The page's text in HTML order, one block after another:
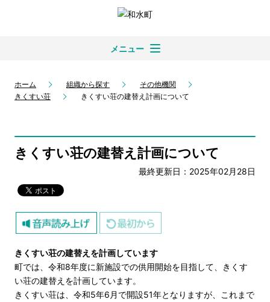
メニュー
ホーム 組織から探す
その他機関
きくすい荘
きくすい荘の建替え計画について
きくすい荘の建替え計画について
最終更新日：2025年02月28日
きくすい荘の建替えを計画しています
町では、令和8年度に新施設での供用開始を目指して、きくす
い荘の建替えを計画しています。
きくすい荘は、令和5年6月で開設51年となりますが、これまで